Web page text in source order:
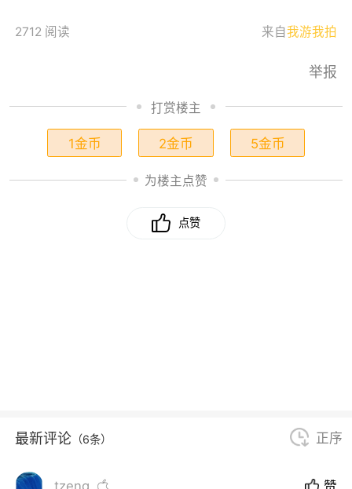
2712 阅读 来自我游我拍
举报
打赏楼主
1金币 2金币 5金币
为楼主点赞
点赞
最新评论 （6条） 正序
tzeng